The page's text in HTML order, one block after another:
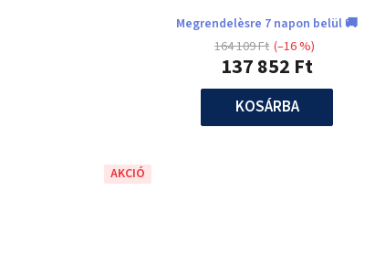
Megrendelèsre 7 napon belül 🚚
137 852 Ft
164 109 Ft (–16 %)
KOSÁRBA
AKCIÓ